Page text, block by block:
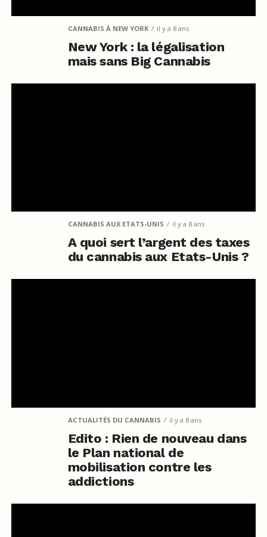
CANNABIS À NEW YORK il y a 8 ans
New York : la légalisation
mais sans Big Cannabis
CANNABIS AUX ETATS-UNIS il y a 8 ans
A quoi sert l’argent des taxes
du cannabis aux Etats-Unis ?
ACTUALITÉS DU CANNABIS il y a 8 ans
Edito : Rien de nouveau dans
le Plan national de
mobilisation contre les
addictions